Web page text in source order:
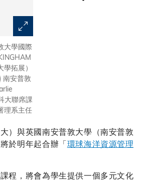
大學國際
拓展）
南安普敦
大聯席課
理系主任
）與英國南安普敦大學（南安普敦
於明年起合辦「環球海洋資源管理
程，將會為學生提供一個多元文化